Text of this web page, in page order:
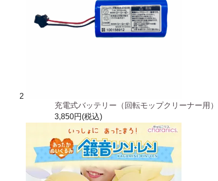
2
充電式バッテリー（回転モップクリーナー用）
3,850円(税込)